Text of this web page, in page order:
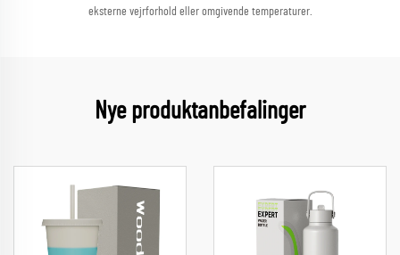
eksterne vejrforhold eller omgivende temperaturer.
Nye produktanbefalinger